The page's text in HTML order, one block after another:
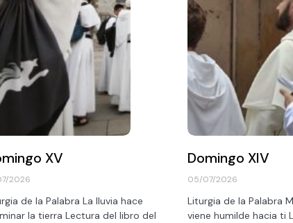
XV
2026
de la Palabra La lluvia hace
la tierra Lectura del libro del
Domingo XIV
05/07/2026
Liturgia de la Palabra
viene humilde hacia ti